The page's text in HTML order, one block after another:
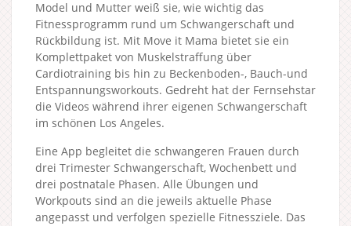
Model und Mutter weiß sie, wie wichtig das
Fitnessprogramm rund um Schwangerschaft und
Rückbildung ist. Mit Move it Mama bietet sie ein
Komplettpaket von Muskelstraffung über
Cardiotraining bis hin zu Beckenboden-, Bauch-und
Entspannungsworkouts. Gedreht hat der Fernsehstar
die Videos während ihrer eigenen Schwangerschaft
im schönen Los Angeles.
Eine App begleitet die schwangeren Frauen durch
drei Trimester Schwangerschaft, Wochenbett und
drei postnatale Phasen. Alle Übungen und
Workpouts sind an die jeweils aktuelle Phase
angepasst und verfolgen spezielle Fitnessziele. Das